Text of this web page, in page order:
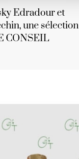
Edradour et
une sélection
CONSEIL